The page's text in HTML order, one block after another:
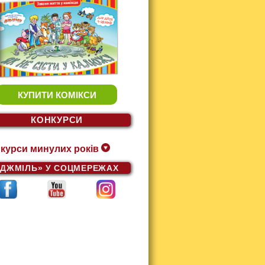
КУПИТИ КОМІКСИ
КОНКУРСИ
минулих років
У СОЦМЕРЕЖАХ